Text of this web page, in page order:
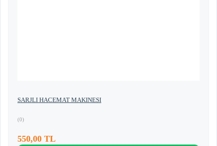
SARJLI HACEMAT MAKINESI
(0)
550,00 TL